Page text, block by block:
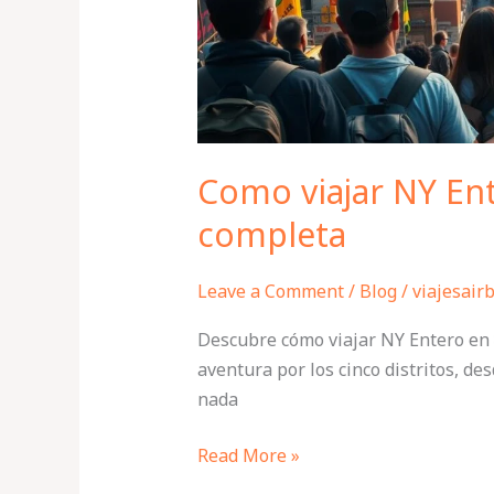
Como viajar NY
completa
Leave a Comment/ Blog/
Descubre cómo viajar NY Entero
aventura por los cinco distritos,
nada
completa
Read More »